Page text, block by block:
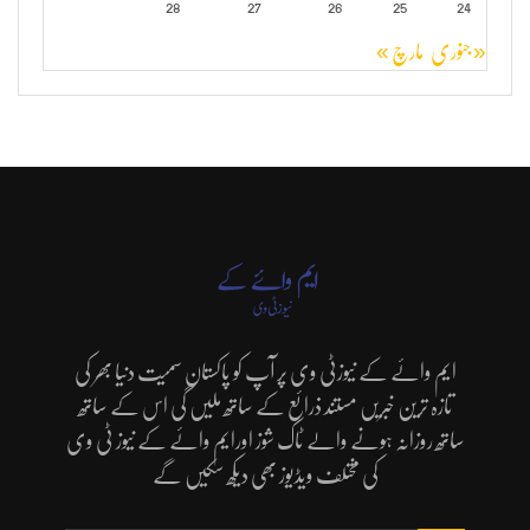
24
25
26
27
28
« جنوری مارچ »
ایم وائے کے نیوزٹی وی پر آپ کو پاکستان سمیت دنیا بھر کی
تازہ ترین خبریں مستند ذرائع کے ساتھ ملیں گی اس کے ساتھ
ساتھ روزانہ ہونے والے ٹاک شوز اورایم وائے کے نیوز ٹی وی
کی مختلف ویڈیوز بھی دیکھ سکیں گے